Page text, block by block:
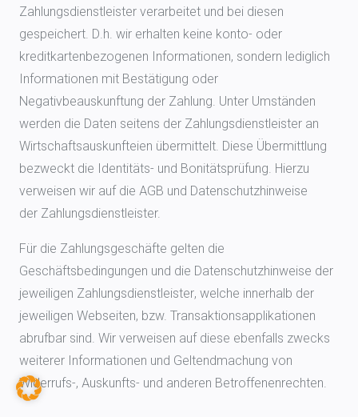
Zahlungsdienstleister verarbeitet und bei diesen
gespeichert. D.h. wir erhalten keine konto- oder
kreditkartenbezogenen Informationen, sondern lediglich
Informationen mit Bestätigung oder
Negativbeauskunftung der Zahlung. Unter Umständen
werden die Daten seitens der Zahlungsdienstleister an
Wirtschaftsauskunfteien übermittelt. Diese Übermittlung
bezweckt die Identitäts- und Bonitätsprüfung. Hierzu
verweisen wir auf die AGB und Datenschutzhinweise
der Zahlungsdienstleister.
Für die Zahlungsgeschäfte gelten die
Geschäftsbedingungen und die Datenschutzhinweise der
jeweiligen Zahlungsdienstleister, welche innerhalb der
jeweiligen Webseiten, bzw. Transaktionsapplikationen
abrufbar sind. Wir verweisen auf diese ebenfalls zwecks
weiterer Informationen und Geltendmachung von
Widerrufs-, Auskunfts- und anderen Betroffenenrechten.